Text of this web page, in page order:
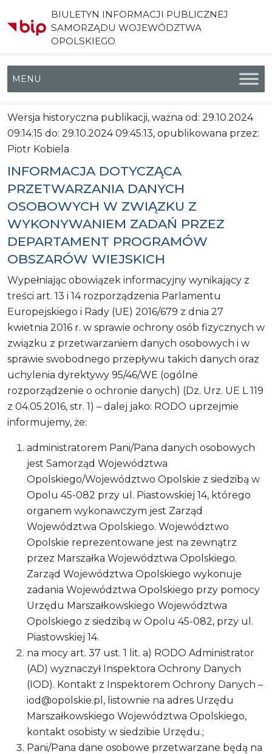
BIULETYN INFORMACJI PUBLICZNEJ
SAMORZĄDU WOJEWÓDZTWA
OPOLSKIEGO
Menu główne
Wersja historyczna publikacji, ważna od: 29.10.2024
09:14:15 do: 29.10.2024 09:45:13, opublikowana przez:
Piotr Kobiela
INFORMACJA DOTYCZĄCA
PRZETWARZANIA DANYCH
OSOBOWYCH W ZWIĄZKU Z
WYKONYWANIEM ZADAŃ PRZEZ
DEPARTAMENT PROGRAMÓW
OBSZARÓW WIEJSKICH
Wypełniając obowiązek informacyjny wynikający z
treści art. 13 i 14 rozporządzenia Parlamentu
Europejskiego i Rady (UE) 2016/679 z dnia 27
kwietnia 2016 r. w sprawie ochrony osób fizycznych w
związku z przetwarzaniem danych osobowych i w
sprawie swobodnego przepływu takich danych oraz
uchylenia dyrektywy 95/46/WE (ogólne
rozporządzenie o ochronie danych) (Dz. Urz. UE L 119
z 04.05.2016, str. 1) – dalej jako: RODO uprzejmie
informujemy, że:
administratorem Pani/Pana danych osobowych
jest Samorząd Województwa
Opolskiego/Województwo Opolskie z siedzibą w
Opolu 45-082 przy ul. Piastowskiej 14, którego
organem wykonawczym jest Zarząd
Województwa Opolskiego. Województwo
Opolskie reprezentowane jest na zewnątrz
przez Marszałka Województwa Opolskiego.
Zarząd Województwa Opolskiego wykonuje
zadania Województwa Opolskiego przy pomocy
Urzędu Marszałkowskiego Województwa
Opolskiego z siedzibą w Opolu 45-082, przy ul.
Piastowskiej 14.
na mocy art. 37 ust. 1 lit. a) RODO Administrator
(AD) wyznaczył Inspektora Ochrony Danych
(IOD). Kontakt z Inspektorem Ochrony Danych –
iod@opolskie.pl, listownie na adres Urzędu
Marszałkowskiego Województwa Opolskiego,
kontakt osobisty w siedzibie Urzędu.;
Pani/Pana dane osobowe przetwarzane będą na